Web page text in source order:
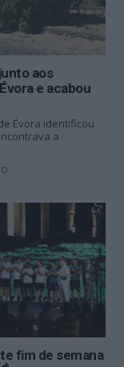
aos
e acabou
Évora identificou
a
fim de semana